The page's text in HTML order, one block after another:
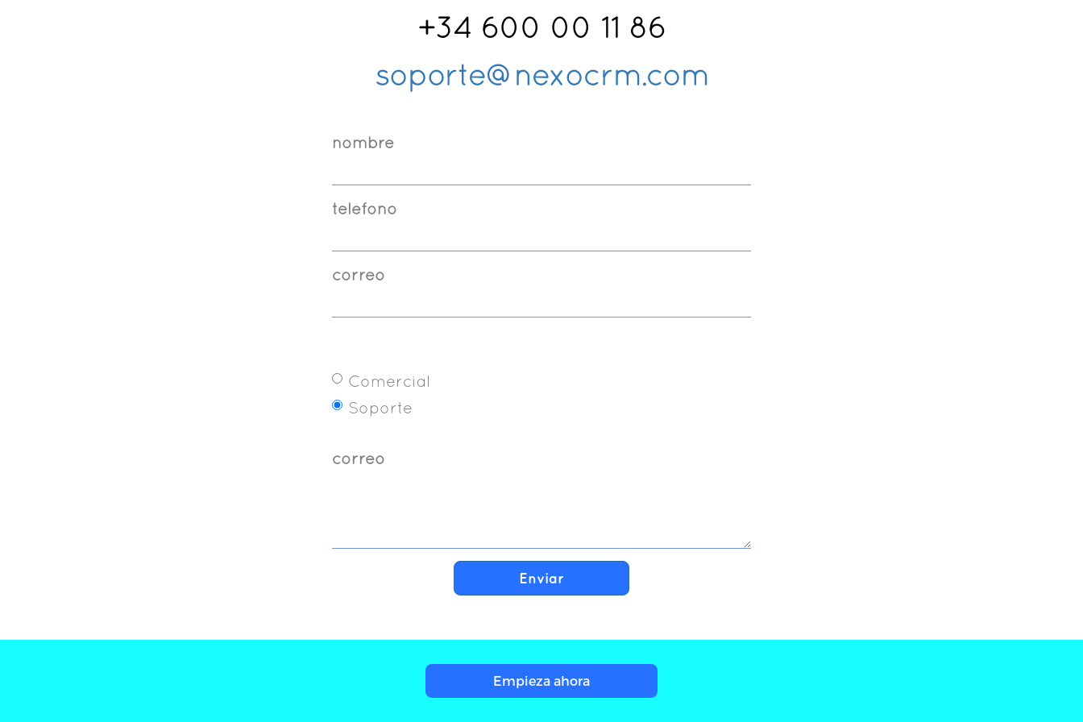
+34 600 00 11 86
soporte@nexocrm.com
nombre
teléfono
correo
Comercial
Soporte
correo
Enviar
Empieza ahora